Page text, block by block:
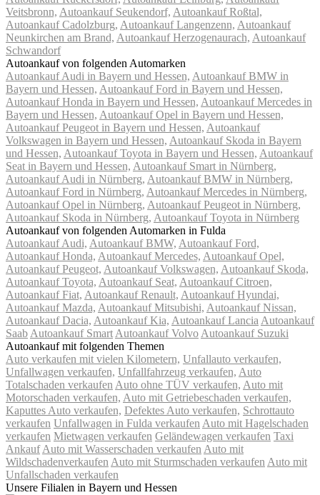
Veitsbronn, Autoankauf Seukendorf, Autoankauf Roßtal,
Autoankauf Cadolzburg, Autoankauf Langenzenn, Autoankauf
Neunkirchen am Brand, Autoankauf Herzogenaurach, Autoankauf
Schwandorf
Autoankauf von folgenden Automarken
Autoankauf Audi in Bayern und Hessen, Autoankauf BMW in
Bayern und Hessen, Autoankauf Ford in Bayern und Hessen,
Autoankauf Honda in Bayern und Hessen, Autoankauf Mercedes in
Bayern und Hessen, Autoankauf Opel in Bayern und Hessen,
Autoankauf Peugeot in Bayern und Hessen, Autoankauf
Volkswagen in Bayern und Hessen, Autoankauf Skoda in Bayern
und Hessen, Autoankauf Toyota in Bayern und Hessen, Autoankauf
Seat in Bayern und Hessen, Autoankauf Smart in Nürnberg,
Autoankauf Audi in Nürnberg, Autoankauf BMW in Nürnberg,
Autoankauf Ford in Nürnberg, Autoankauf Mercedes in Nürnberg,
Autoankauf Opel in Nürnberg, Autoankauf Peugeot in Nürnberg,
Autoankauf Skoda in Nürnberg, Autoankauf Toyota in Nürnberg
Autoankauf von folgenden Automarken in Fulda
Autoankauf Audi, Autoankauf BMW, Autoankauf Ford,
Autoankauf Honda, Autoankauf Mercedes, Autoankauf Opel,
Autoankauf Peugeot, Autoankauf Volkswagen, Autoankauf Skoda,
Autoankauf Toyota, Autoankauf Seat, Autoankauf Citroen,
Autoankauf Fiat, Autoankauf Renault, Autoankauf Hyundai,
Autoankauf Mazda, Autoankauf Mitsubishi, Autoankauf Nissan,
Autoankauf Dacia, Autoankauf Kia, Autoankauf Lancia Autoankauf
Saab Autoankauf Smart Autoankauf Volvo Autoankauf Suzuki
Autoankauf mit folgenden Themen
Auto verkaufen mit vielen Kilometern, Unfallauto verkaufen,
Unfallwagen verkaufen, Unfallfahrzeug verkaufen, Auto
Totalschaden verkaufen Auto ohne TÜV verkaufen, Auto mit
Motorschaden verkaufen, Auto mit Getriebeschaden verkaufen,
Kaputtes Auto verkaufen, Defektes Auto verkaufen, Schrottauto
verkaufen Unfallwagen in Fulda verkaufen Auto mit Hagelschaden
verkaufen Mietwagen verkaufen Geländewagen verkaufen Taxi
Ankauf Auto mit Wasserschaden verkaufen Auto mit
Wildschadenverkaufen Auto mit Sturmschaden verkaufen Auto mit
Unfallschaden verkaufen
Unsere Filialen in Bayern und Hessen